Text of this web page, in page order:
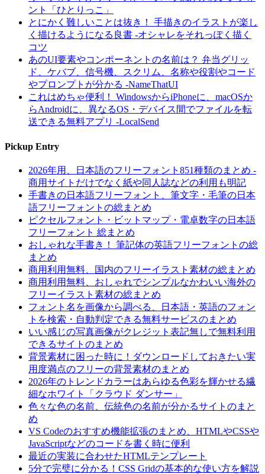
ント「ひとりっこ」
とにかく難しいことは抜き！ 手描きのイラストが楽し
く描けるようになる良書 -オシャレをそれっぽく描く
コツ
あのUI要素やコンポーネントの名前は？ 弁当グリッ
ド、ケバブ、信号機、スクリム、名称や役割やコード
やプロンプトが分かる -NameThatUI
これはめちゃ便利！ WindowsからiPhoneに、macOSか
らAndroidに、異なるOS・デバイス間でファイルを転
送できる無料アプリ -LocalSend
Pickup Entry
2026年用、日本語のフリーフォント851種類のまとめ -
商用サイトだけでなく紙や同人誌などの利用も明記
手書きの日本語フリーフォント、筆文字・毛筆の日本
語フリーフォントの総まとめ
ピクセルフォント・ビットマップ・電卓数字の日本語
フリーフォント 総まとめ
おしゃれな手書き！ 筆記体の英語フリーフォントの総
まとめ
商用利用無料、国内のフリーイラスト素材の総まとめ
商用利用無料、おしゃれでシンプルなかわいい海外の
フリーイラスト素材の総まとめ
フォント名を画像から調べる、日本語・英語のフォン
トを検索・自動判定できる無料サービスのまとめ
いい感じの写真画像がクレジット表記無しで無料利用
できるサイトのまとめ
背景素材に困った時に！ダウンロードしておきたい実
用度満点のフリーの背景素材のまとめ
2026年のトレンドカラーはあらゆる色彩を輝かせる繊
細なホワイト「クラウド ダンサー」
色々な色の名前、伝統色の名前が分かるサイトのまと
め
VS Codeのおすすめ機能拡張のまとめ、HTMLやCSSや
JavaScriptなどのコードを書く時に便利
最近の実装に合わせたHTMLテンプレート
5分で完璧に分かる！CSS Gridの基本的な使い方を解説